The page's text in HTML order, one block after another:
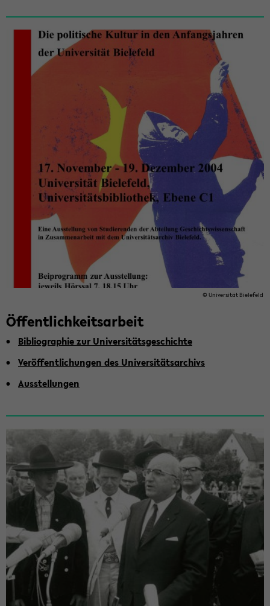
© Uni­ver­si­tät Bie­le­feld
Öf­fent­lich­keits­ar­beit
Bi­blio­gra­phie zur Uni­ver­si­täts­ge­schich­te
Ver­öf­fent­li­chun­gen des Uni­ver­si­täts­ar­chivs
Aus­stel­lun­gen